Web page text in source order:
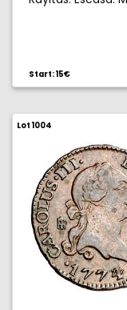
Start: 15€
Lot 1004